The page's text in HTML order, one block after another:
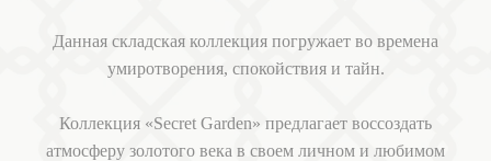
Данная складская коллекция погружает во времена
умиротворения, спокойствия и тайн.
Коллекция «Secret Garden» предлагает воссоздать
атмосферу золотого века в своем личном и любимом